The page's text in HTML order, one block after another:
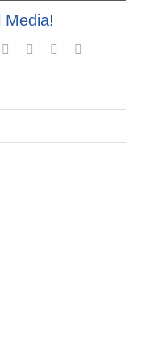
Media!
Pinterest Xing